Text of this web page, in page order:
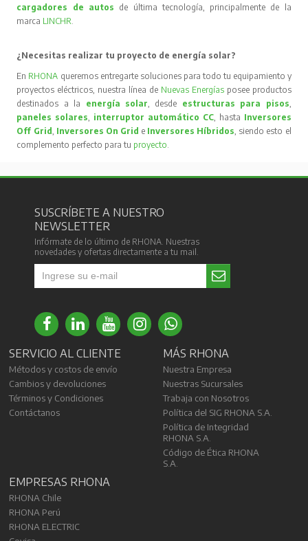
cargadores de autos de última tecnología, principalmente de la
marca LINCHR.
¿Necesitas realizar tu proyecto de energía solar?
En RHONA queremos entregarte soluciones para todo tu equipamiento y
proyectos eléctricos, nuestra línea de Nuevas Energíasposee productos
destinados a la energía solar, desde estructuras para pisos,
paneles solares, interruptor automático CC, hasta Inversores
Off Grid, Inversores On Grid e Inversores Híbridos, siendo esto el
complemento perfecto para tu proyecto.
SUSCRÍBETE A NUESTRO
NEWSLETTER
Infórmate de lo último de RHONA. Nuestras
novedades y ofertas directamente a tu mail.
SERVICIO AL CLIENTE
Métodos y costos de envío
Cambios y devoluciones
Términos y Condiciones
Contáctanos
MÁS RHONA
Nuestra Empresa
Nuestras Sucursales
Trabaja con Nosotros
Política del SIG RHONA S.A.
Política de Integridad
RHONA S.A.
Código de Ética RHONA
S.A.
EMPRESAS RHONA
RHONA Chile
RHONA Perú
RHONA ELECTRIC